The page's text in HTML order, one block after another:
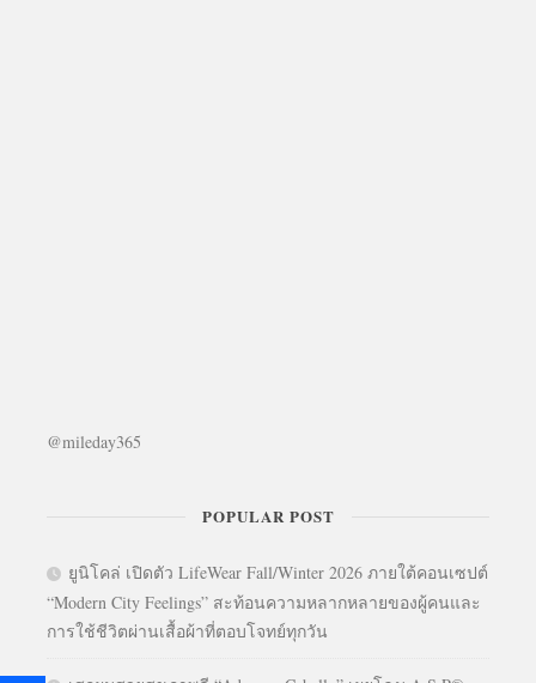
@mileday365
POPULAR POST
ยูนิโคล่ เปิดตัว LifeWear Fall/Winter 2026 ภายใต้คอนเซปต์
“Modern City Feelings” สะท้อนความหลากหลายของผู้คนและ
การใช้ชีวิตผ่านเสื้อผ้าที่ตอบโจทย์ทุกวัน